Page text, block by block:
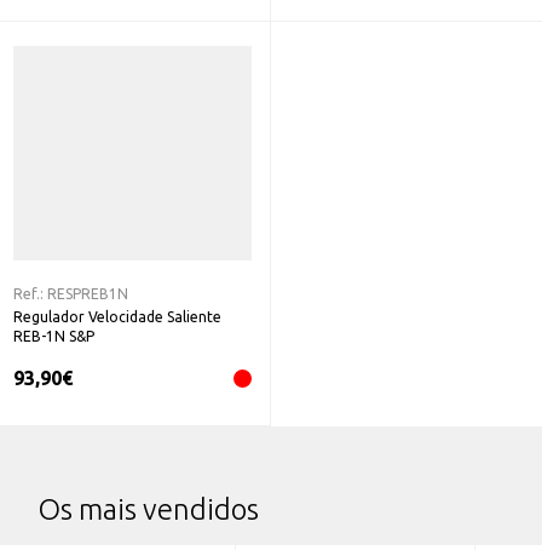
Ref.: RESPREB1N
Regulador Velocidade Saliente
REB-1N S&P
93,90€
Os mais vendidos